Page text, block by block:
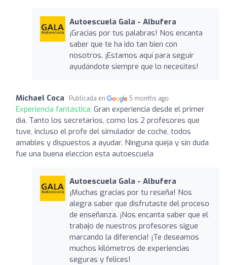
Autoescuela Gala - Albufera
¡Gracias por tus palabras! Nos encanta
saber que te ha ido tan bien con
nosotros. ¡Estamos aquí para seguir
ayudándote siempre que lo necesites!
Michael Coca Publicada en 5 months ago
Experiencia fantástica: Gran experiencia desde el primer
día. Tanto los secretarios, como los 2 profesores que
tuve, incluso el profe del simulador de coche, todos
amables y dispuestos a ayudar. Ninguna queja y sin duda
fue una buena eleccion esta autoescuela
Autoescuela Gala - Albufera
¡Muchas gracias por tu reseña! Nos
alegra saber que disfrutaste del proceso
de enseñanza. ¡Nos encanta saber que el
trabajo de nuestros profesores sigue
marcando la diferencia! ¡Te deseamos
muchos kilómetros de experiencias
seguras y felices!